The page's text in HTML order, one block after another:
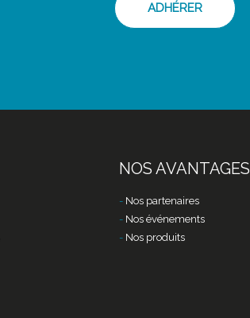
ADHÉRER
NOS AVANTAGES
Nos partenaires
Nos événements
Nos produits